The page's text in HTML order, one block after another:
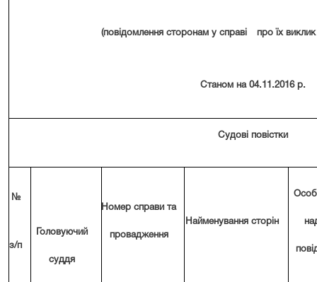
(повідомлення сторонам у справі про їх
Станом на 04.11 .201 6 р.
Судові повістки
№
з/п
Головуючий
суддя
Номер справи та
провадження
Найменування сторін